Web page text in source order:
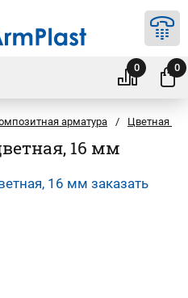
0 0
арматура / Цветная
16 мм